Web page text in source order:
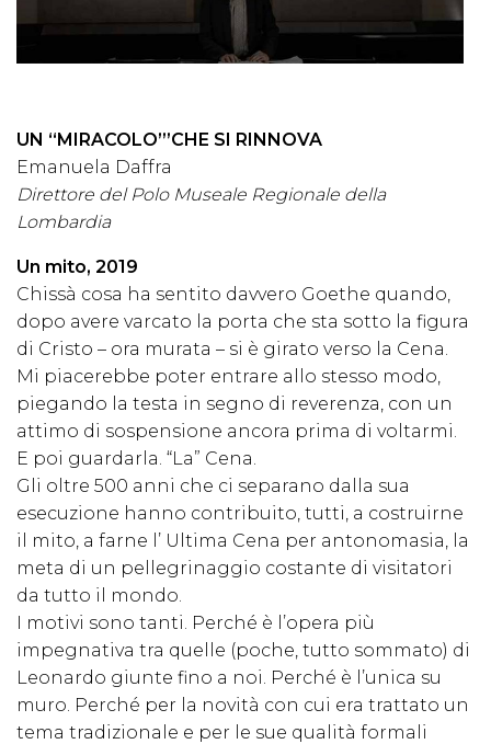
UN “MIRACOLO’”CHE SI RINNOVA
Emanuela Daffra
Direttore del Polo Museale Regionale della
Lombardia
Un mito, 2019
Chissà cosa ha sentito davvero Goethe quando,
dopo avere varcato la porta che sta sotto la figura
di Cristo – ora murata – si è girato verso la Cena.
Mi piacerebbe poter entrare allo stesso modo,
piegando la testa in segno di reverenza, con un
attimo di sospensione ancora prima di voltarmi.
E poi guardarla. “La” Cena.
Gli oltre 500 anni che ci separano dalla sua
esecuzione hanno contribuito, tutti, a costruirne
il mito, a farne l’ Ultima Cena per antonomasia, la
meta di un pellegrinaggio costante di visitatori
da tutto il mondo.
I motivi sono tanti. Perché è l’opera più
impegnativa tra quelle (poche, tutto sommato) di
Leonardo giunte fino a noi. Perché è l’unica su
muro. Perché per la novità con cui era trattato un
tema tradizionale e per le sue qualità formali